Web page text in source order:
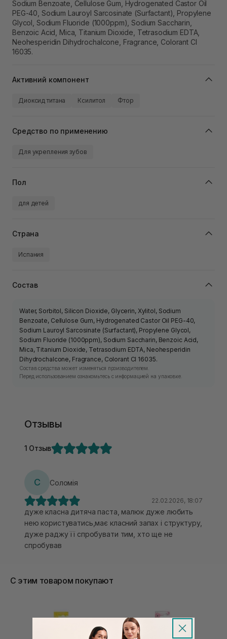
Sodium Benzoate, Cellulose Gum, Hydrogenated Castor Oil
PEG-40, Sodium Lauroyl Sarcosinate (Surfactant), Propylene
Glycol, Sodium Fluoride (1000ppm), Sodium Saccharin,
Benzoic Acid, Mica, Titanium Dioxide, Tetrasodium EDTA,
Neohesperidin Dihydrochalcone, Fragrance, Colorant CI
16035.
Активний компонент
Диоксид титана Ксилитол Фтор
Средство по применению
Для укрепления зубов
Пол
для детей
Страна
Испания
Состав
Water, Sorbitol, Silicon Dioxide, Glycerin, Xylitol, Sodium
Benzoate, Cellulose Gum, Hydrogenated Castor Oil PEG-40,
Sodium Lauroyl Sarcosinate (Surfactant), Propylene Glycol,
Sodium Fluoride (1000ppm), Sodium Saccharin, Benzoic Acid,
Mica, Titanium Dioxide, Tetrasodium EDTA, Neohesperidin
Dihydrochalcone, Fragrance, Colorant CI 16035.
Состав средства может изменяться производителем.
Перед использованием ознакомьтесь с информацией на упаковке.
Отзывы
1 Отзыв
С Соломія
22.02.2026, 18:07
дуже класна дитяча паста, малюк дуже любить
нею користуватись,має класний запах і структуру,
дуже раджу її спробувати тим, хто ще не
спробував
С этим товаром покупают